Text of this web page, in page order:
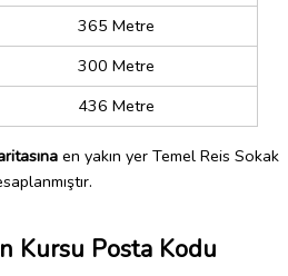
365 Metre
300 Metre
436 Metre
en yakın yer Temel Reis Sokak
Kursu Posta Kodu